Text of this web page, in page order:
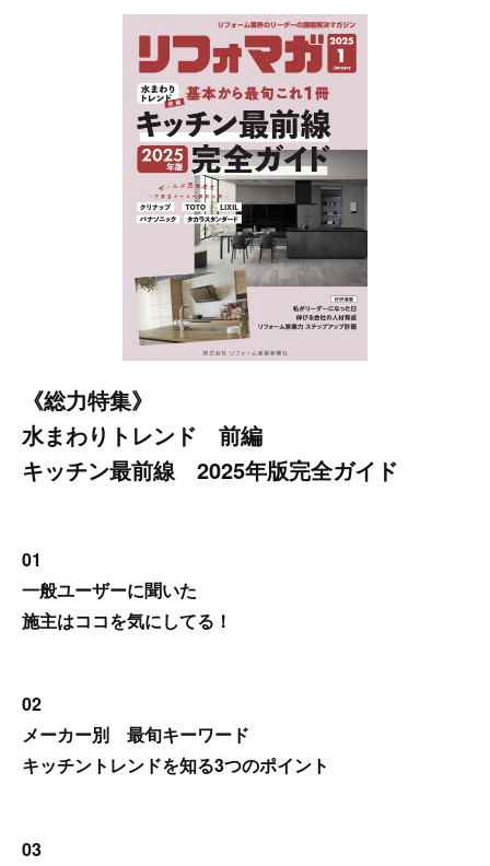
《総力特集》
水まわりトレンド 前編
キッチン最前線 2025年版完全ガイド
01
一般ユーザーに聞いた
施主はココを気にしてる！
02
メーカー別 最旬キーワード
キッチントレンドを知る3つのポイント
03